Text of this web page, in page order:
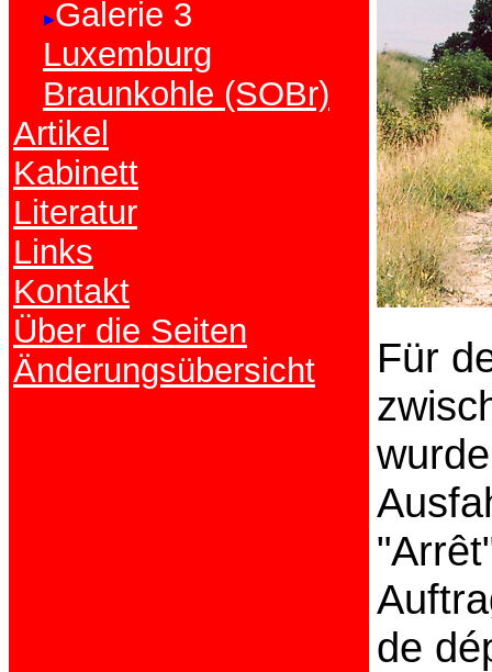
Galerie 3
Luxemburg
Braunkohle (SOBr)
Artikel
Kabinett
Literatur
Links
Kontakt
Über die Seiten
Änderungsübersicht
Für
de